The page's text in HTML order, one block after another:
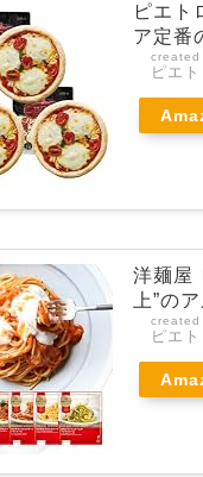
ピエト
ア定番
created
ピエト
洋麺屋
上”の
created
ピエト